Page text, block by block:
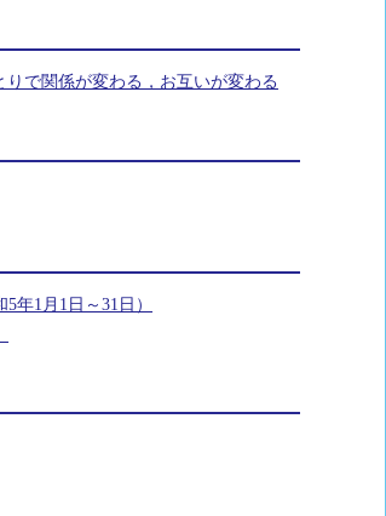
で関係が変わる，お互いが変わる
年1月1日～31日）